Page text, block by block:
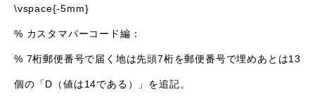
\vspace{-5mm}
% カスタマバーコード編：
% 7桁郵便番号で届く地は先頭7桁を郵便番号で埋めあとは13
個の「D（値は14である）」を追記。